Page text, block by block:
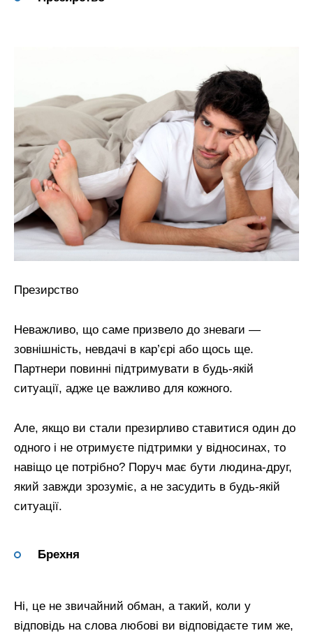
Презирство
Неважливо, що саме призвело до зневаги —
зовнішність, невдачі в кар’єрі або щось ще.
Партнери повинні підтримувати в будь-якій
ситуації, адже це важливо для кожного.
Але, якщо ви стали презирливо ставитися один до
одного і не отримуєте підтримки у відносинах, то
навіщо це потрібно? Поруч має бути людина-друг,
який завжди зрозуміє, а не засудить в будь-якій
ситуації.
Брехня
Ні, це не звичайний обман, а такий, коли у
відповідь на слова любові ви відповідаєте тим же,